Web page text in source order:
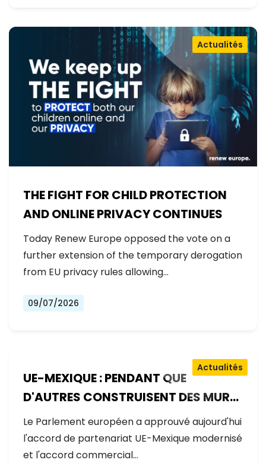
THE FIGHT FOR CHILD PROTECTION
AND ONLINE PRIVACY CONTINUES
Actualités
Today Renew Europe opposed the vote on a
further extension of the temporary derogation
from EU privacy rules allowing…
09/07/2026
UE-MEXIQUE : PENDANT QUE
D'AUTRES CONSTRUISENT DES MURS,
L'EUROPE CONSTRUIT DES PONTS
Actualités
Le Parlement européen a approuvé aujourd'hui
l'accord de partenariat UE-Mexique modernisé
et l'accord commercial…